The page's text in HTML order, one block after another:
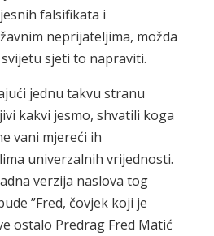
falsifikata i
neprijateljima, možda
sjeti to napraviti.
jednu takvu stranu
kakvi jesmo, shvatili koga
vani mjereći ih
univerzalnih vrijednosti.
verzija naslova tog
”Fred, čovjek koji je
ostalo Predrag Fred Matić